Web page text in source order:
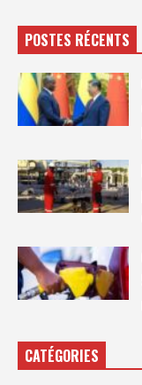
POSTES RÉCENTS
CATÉGORIES